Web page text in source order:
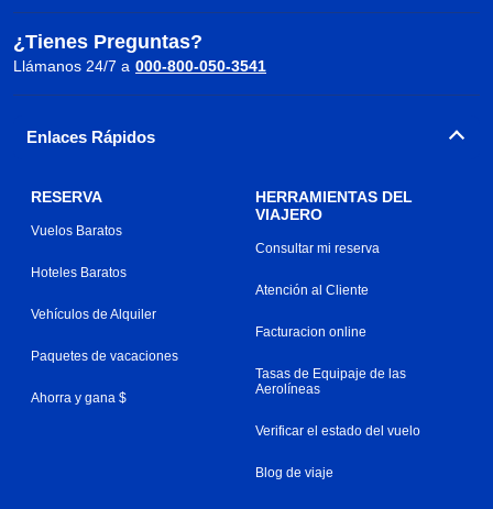
¿Tienes Preguntas?
Llámanos 24/7 a 000-800-050-3541
Enlaces Rápidos
RESERVA
Vuelos Baratos
Hoteles Baratos
Vehículos de Alquiler
Paquetes de vacaciones
Ahorra y gana $
HERRAMIENTAS DEL
VIAJERO
Consultar mi reserva
Atención al Cliente
Facturacion online
Tasas de Equipaje de las
Aerolíneas
Verificar el estado del vuelo
Blog de viaje